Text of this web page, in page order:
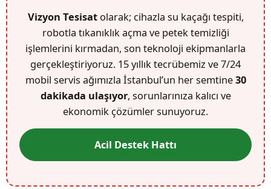
Vizyon Tesisatolarak; cihazla su kaçağı tespiti,
robotla tıkanıklık açma ve petek temizliği
işlemlerini kırmadan, son teknoloji ekipmanlarla
gerçekleştiriyoruz. 15 yıllık tecrübemiz ve 7/24
mobil servis ağımızla İstanbul’un her semtine30
dakikada ulaşıyor, sorunlarınıza kalıcı ve
ekonomik çözümler sunuyoruz.
Acil Destek Hattı